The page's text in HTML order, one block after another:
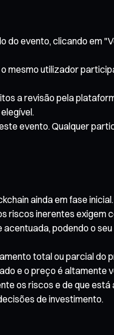
do evento, clicando em
mesmo utilizador
a revisão pela
evento. Qualquer
ainda em fase
riscos inerentes exigem
podendo o
total ou parcial
e o preço é
os riscos e de que
de investimento.